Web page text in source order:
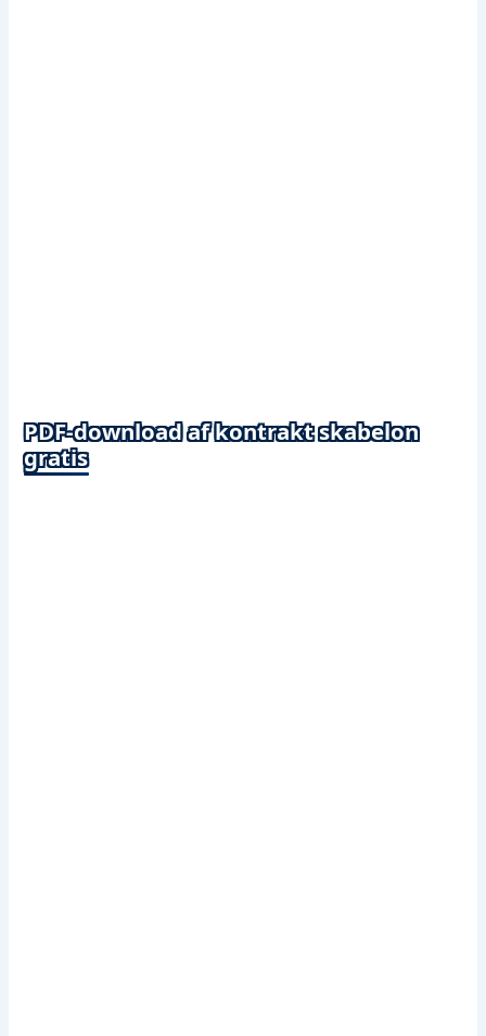
PDF-download af kontrakt skabelon
gratis